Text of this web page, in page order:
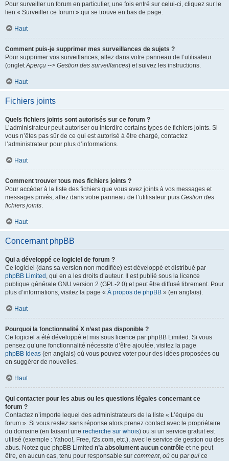
Pour surveiller un forum en particulier, une fois entré sur celui-ci, cliquez sur le
lien « Surveiller ce forum » qui se trouve en bas de page.
Haut
Comment puis-je supprimer mes surveillances de sujets ?
Pour supprimer vos surveillances, allez dans votre panneau de l’utilisateur
(ongletAperçu --> Gestion des surveillances) et suivez les instructions.
Haut
Fichiers joints
Quels fichiers joints sont autorisés sur ce forum ?
L’administrateur peut autoriser ou interdire certains types de fichiers joints. Si
vous n’êtes pas sûr de ce qui est autorisé à être chargé, contactez
l’administrateur pour plus d’informations.
Haut
Comment trouver tous mes fichiers joints ?
Pour accéder à la liste des fichiers que vous avez joints à vos messages et
messages privés, allez dans votre panneau de l’utilisateur puis Gestion des
fichiers joints.
Haut
Concernant phpBB
Qui a développé ce logiciel de forum ?
Ce logiciel (dans sa version non modifiée) est développé et distribué par
phpBB Limited , qui en a les droits d’auteur. Il est publié sous la licence
publique générale GNU version 2 (GPL-2.0) et peut être diffusé librement. Pour
plus d’informations, visitez la page « À propos de phpBB » (en anglais).
Haut
Pourquoi la fonctionnalité X n’est pas disponible ?
Ce logiciel a été développé et mis sous licence par phpBB Limited. Si vous
pensez qu’une fonctionnalité nécessite d’être ajoutée, visitez la page
phpBB Ideas (en anglais) où vous pouvez voter pour des idées proposées ou
en suggérer de nouvelles.
Haut
Qui contacter pour les abus ou les questions légales concernant ce
forum ?
Contactez n’importe lequel des administrateurs de la liste « L’équipe du
forum ». Si vous restez sans réponse alors prenez contact avec le propriétaire
du domaine (en faisant une recherche sur whois) ou si un service gratuit est
utilisé (exemple : Yahoo!, Free, f2s.com, etc.), avec le service de gestion ou des
abus. Notez que phpBB Limited n’a absolument aucun contrôle et ne peut
être, en aucun cas, tenu pour responsable sur comment, où ou par qui ce